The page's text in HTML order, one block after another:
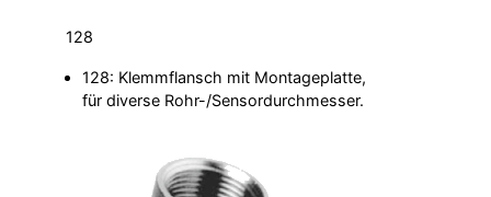
128
128: Klemmflansch mit Montageplatte,
für diverse Rohr-/Sensordurchmesser.